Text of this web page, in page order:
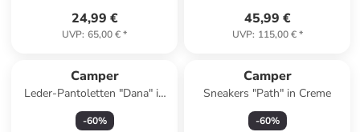
24,99 €
UVP: 65,00 €*
45,99 €
UVP: 115,00 €*
Camper
Leder-Pantoletten "Dana" in
Türkis
-60%
Camper
Sneakers "Path" in Creme
-60%